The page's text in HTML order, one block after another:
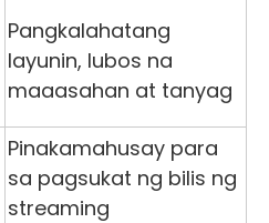
Pangkalahatang
layunin, lubos na
maaasahan at tanyag
Pinakamahusay para
sa pagsukat ng bilis ng
streaming